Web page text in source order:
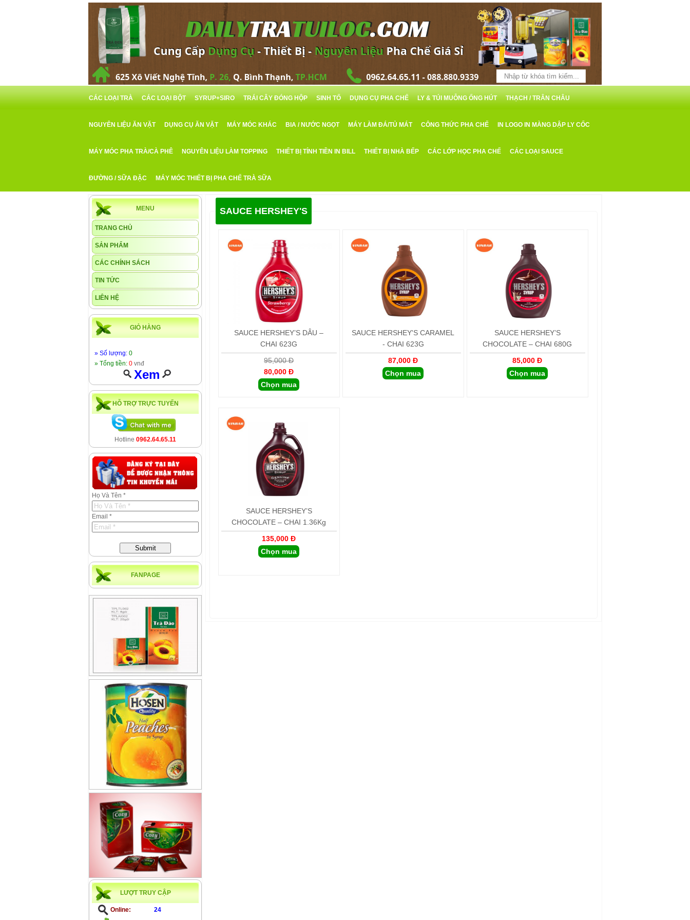
CÁC LOẠI TRÀ CÁC LOẠI BỘT SYRUP+SIRO TRÁI CÂY ĐÓNG HỘP SINH TỐ DỤNG CỤ PHA CHẾ LY & TÚI MUỖNG ỐNG HÚT THẠCH / TRÂN CHÂU
NGUYÊN LIỆU ĂN VẶT DỤNG CỤ ĂN VẶT MÁY MÓC KHÁC BIA / NƯỚC NGỌT MÁY LÀM ĐÁ/TỦ MÁT CÔNG THỨC PHA CHẾ IN LOGO IN MÀNG DẬP LY CỐC
MÁY MÓC PHA TRÀ/CÀ PHÊ NGUYÊN LIỆU LÀM TOPPING THIẾT BỊ TÍNH TIỀN IN BILL THIẾT BỊ NHÀ BẾP CÁC LỚP HỌC PHA CHẾ CÁC LOẠI SAUCE
ĐƯỜNG / SỮA ĐẶC MÁY MÓC THIẾT BỊ PHA CHẾ TRÀ SỮA
SAUCE HERSHEY'S
SAUCE HERSHEY’S DÂU –
CHAI 623G
95,000 Đ
80,000 Đ
Chọn mua
SAUCE HERSHEY'S CARAMEL
- CHAI 623G
87,000 Đ
Chọn mua
SAUCE HERSHEY’S
CHOCOLATE – CHAI 680G
85,000 Đ
Chọn mua
SAUCE HERSHEY’S
CHOCOLATE – CHAI 1.36Kg
135,000 Đ
Chọn mua
MENU
TRANG CHỦ
SẢN PHẨM
CÁC CHÍNH SÁCH
TIN TỨC
LIÊN HỆ
GIỎ HÀNG
» Số lượng: 0
» Tổng tiền: 0 vnđ
Xem
HỖ TRỢ TRỰC TUYẾN
Hotline 0962.64.65.11
Họ Và Tên *
Email *
Submit
FANPAGE
LƯỢT TRUY CẬP
Online: 24